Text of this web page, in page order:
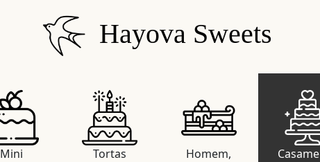
Hayova Sweets
Mini
Tortas
Homem,